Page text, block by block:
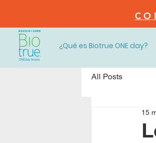
¿Qué es Biotrue ONE day?
All Posts
15